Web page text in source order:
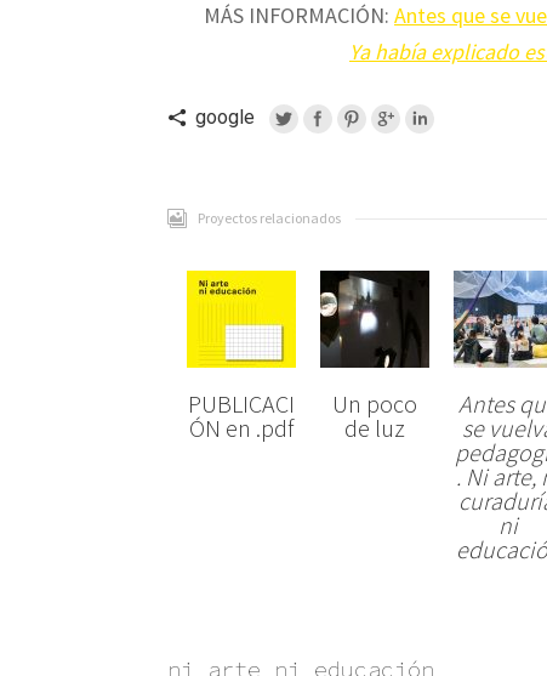
MÁS INFORMACIÓN: Antes que se
Ya había explicado
google
Proyectos relacionados
PUBLICACI
ÓN en .pdf
Un poco
de luz
Antes
se
. Ni arte,
ni
ni arte ni educación